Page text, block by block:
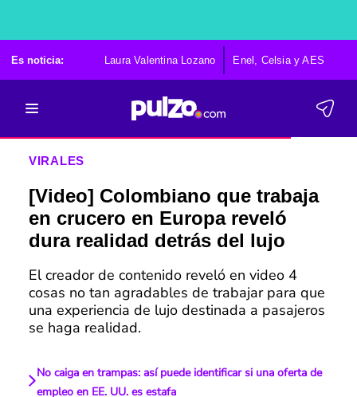
Es noticia: Laura Valentina Lozano Enel, Celsia y AES
VIRALES
[Video] Colombiano que trabaja
en crucero en Europa reveló
dura realidad detrás del lujo
El creador de contenido reveló en video 4
cosas no tan agradables de trabajar para que
una experiencia de lujo destinada a pasajeros
se haga realidad.
No caiga en trampas: así puede identificar si una oferta de
empleo en EE. UU. es estafa